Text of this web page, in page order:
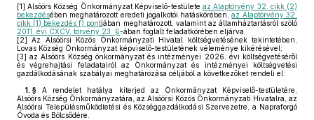
[1] Alsóörs Község Önkormányzat Képviselő-testületeaz Alaptörvény 32. cikk (2)
bekezdésében meghatározott eredeti jogalkotói hatáskörében,az Alaptörvény 32.
cikk (1) bekezdés f) pontjában meghatározott, valamint az államháztartásról szóló
2011. évi CXCV. törvény 23. §-ában foglalt feladatkörében eljárva,
[2] Az Alsóörsi Közös Önkormányzati Hivatal költségvetésének tekintetében,
Lovas Község Önkormányzat képviselő-testületének véleménye kikérésével;
[3] az Alsóörs Község önkormányzat és intézményei 2026. évi költségvetéséről
és végrehajtási feladatairól az Önkormányzat és intézményei költségvetési
gazdálkodásának szabályai meghatározása céljából a következőket rendeli el:
1. § A rendelet hatálya kiterjed az Önkormányzat Képviselő-testületére,
Alsóörs Község Önkormányzatára, az Alsóörsi Közös Önkormányzati Hivatalra, az
Alsóörsi Településműködtetési és Községgazdálkodási Szervezetre, a Napraforgó
Óvoda és Bölcsődére.